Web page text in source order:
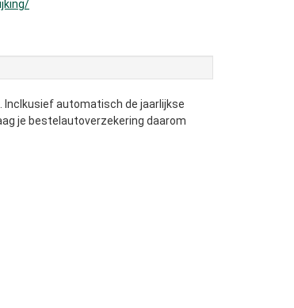
automatisch de jaarlijkse
je bestelautoverzekering daarom